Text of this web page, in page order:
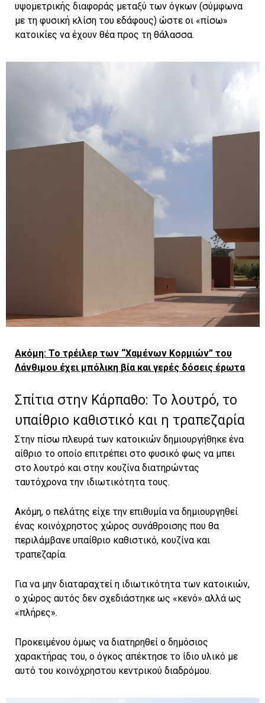
υψομετρικής διαφοράς μεταξύ των όγκων (σύμφωνα
με τη φυσική κλίση του εδάφους) ώστε οι «πίσω»
κατοικίες να έχουν θέα προς τη θάλασσα.
Aκόμη: Το τρέιλερ των “Χαμένων Κορμιών” του
Λάνθιμου έχει μπόλικη βία και γερές δόσεις έρωτα
Σπίτια στην Κάρπαθo: To λουτρό, το
υπαίθριο καθιστικό και η τραπεζαρία
Στην πίσω πλευρά των κατοικιών δημιουργήθηκε ένα
αίθριο το οποίο επιτρέπει στο φυσικό φως να μπει
στο λουτρό και στην κουζίνα διατηρώντας
ταυτόχρονα την ιδιωτικότητα τους.
Ακόμη, ο πελάτης είχε την επιθυμία να δημιουργηθεί
ένας κοινόχρηστος χώρος συνάθροισης που θα
περιλάμβανε υπαίθριο καθιστικό, κουζίνα και
τραπεζαρία.
Για να μην διαταραχτεί η ιδιωτικότητα των κατοικιών,
ο χώρος αυτός δεν σχεδιάστηκε ως «κενό» αλλά ως
«πλήρες».
Προκειμένου όμως να διατηρηθεί ο δημόσιος
χαρακτήρας του, ο όγκος απέκτησε το ίδιο υλικό με
αυτό του κοινόχρηστου κεντρικού διαδρόμου.